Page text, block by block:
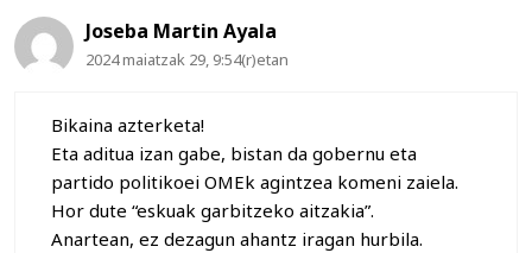
Joseba Martin Ayala
2024 maiatzak 29, 9:54(r)etan
Bikaina azterketa!
Eta aditua izan gabe, bistan da gobernu eta
partido politikoei OMEk agintzea komeni zaiela.
Hor dute “eskuak garbitzeko aitzakia”.
Anartean, ez dezagun ahantz iragan hurbila.